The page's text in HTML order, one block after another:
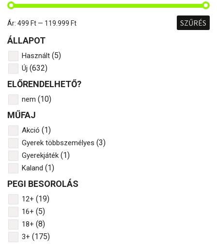
SZŰRÉS
Ár: 499 Ft — 119.999 Ft
ÁLLAPOT
Használt (5)
Új (632)
ELŐRENDELHETŐ?
nem (10)
MŰFAJ
Akció (1)
Gyerek többszemélyes (3)
Gyerekjáték (1)
Kaland (1)
PEGI BESOROLÁS
12+ (19)
16+ (5)
18+ (8)
3+ (175)